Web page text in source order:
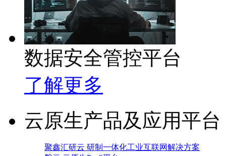
数据安全管控平台
了解更多
云原生产品及应用平台
聚鑫汇研云 研制一体化工业互联网解决方案